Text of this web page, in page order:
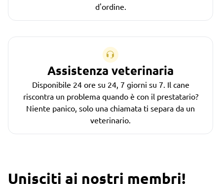
d'ordine.
Assistenza veterinaria
Disponibile 24 ore su 24, 7 giorni su 7. Il cane
riscontra un problema quando è con il prestatario?
Niente panico, solo una chiamata ti separa da un
veterinario.
Unisciti ai nostri membri!